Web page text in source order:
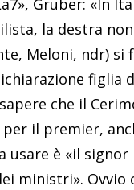
Gruber: «In
la destra
Meloni, ndr) si
figlia
che il
il premier,
usare è «il
ministri». Ovvio